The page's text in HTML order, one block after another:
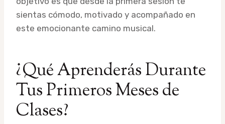
sientas cómodo, motivado y acompañado en
este emocionante camino musical.
¿Qué Aprenderás Durante
Tus Primeros Meses de
Clases?